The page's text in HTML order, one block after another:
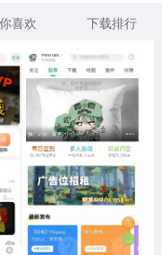
515款应用
MOD游戏
1056款应用
喜欢 下载排行